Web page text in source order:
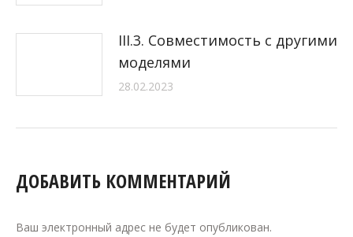
III.3. Совместимость с другими
моделями
28.02.2023
ДОБАВИТЬ КОММЕНТАРИЙ
Ваш электронный адрес не будет опубликован.